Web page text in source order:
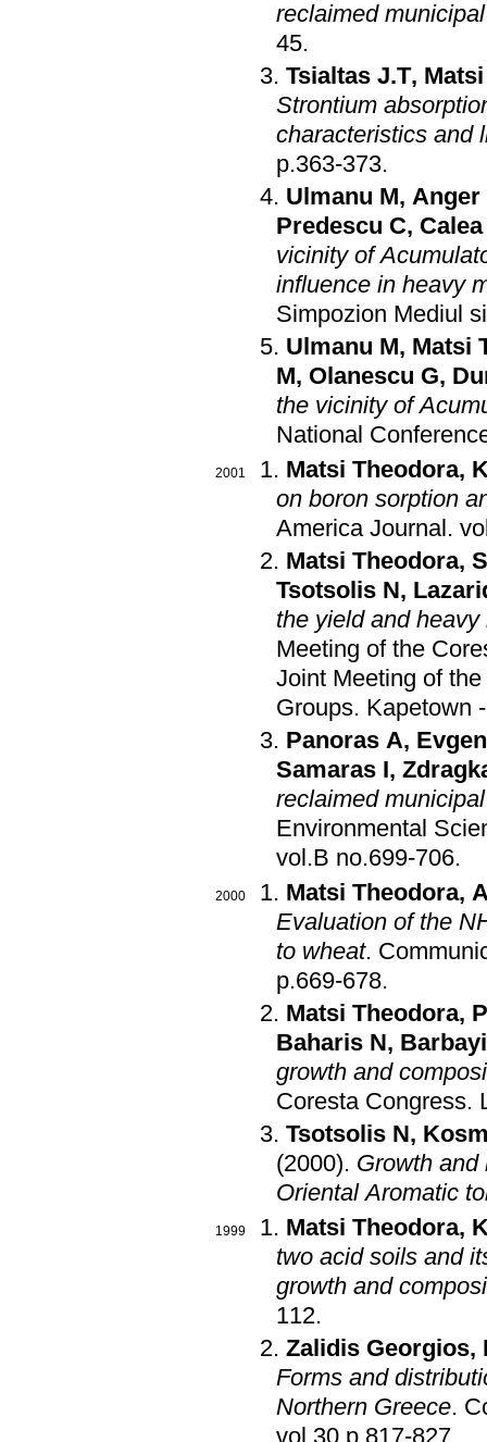
reclaimed
45.
Tsialtas J.T,
Strontium
characteristics and
p.363-373.
Ulmanu M, Anger
Predescu C,
vicinity of
influence in heavy
Simpozion Mediul
Ulmanu M, Matsi
M, Olanescu G,
the vicinity of
National
2001 Matsi Theodora,
on boron sorption
America Journal .
Matsi Theodora,
Tsotsolis N,
the yield and
Meeting of the
Joint Meeting of
Groups. Kapetown
Panoras A,
Samaras I,
reclaimed
Environmental
vol.B no.699-706.
2000 Matsi Theodora,
Evaluation of the
to wheat.
p.669-678.
Matsi Theodora,
Baharis N,
growth and
Coresta Congress.
Tsotsolis N,
(2000). Growth and
Οriental Αromatic
1999 Matsi Theodora,
two acid soils and
growth and
112.
Zalidis Georgios,
Forms and
Northern Greece.